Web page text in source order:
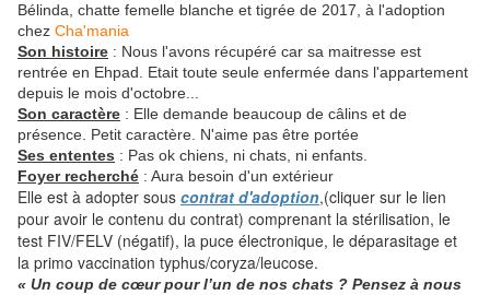
Bélinda, chatte femelle blanche et tigrée de 2017, à l'adoption
chez Cha'mania
Son histoire : Nous l'avons récupéré car sa maitresse est
rentrée en Ehpad. Etait toute seule enfermée dans l'appartement
depuis le mois d'octobre...
Son caractère : Elle demande beaucoup de câlins et de
présence. Petit caractère. N'aime pas être portée
Ses ententes : Pas ok chiens, ni chats, ni enfants.
Foyer recherché : Aura besoin d'un extérieur
Elle est à adopter sous contrat d'adoption,(cliquer sur le lien
pour avoir le contenu du contrat) comprenant la stérilisation, le
test FIV/FELV (négatif), la puce électronique, le déparasitage et
la primo vaccination typhus/coryza/leucose.
« Un coup de cœur pour l’un de nos chats ? Pensez à nous